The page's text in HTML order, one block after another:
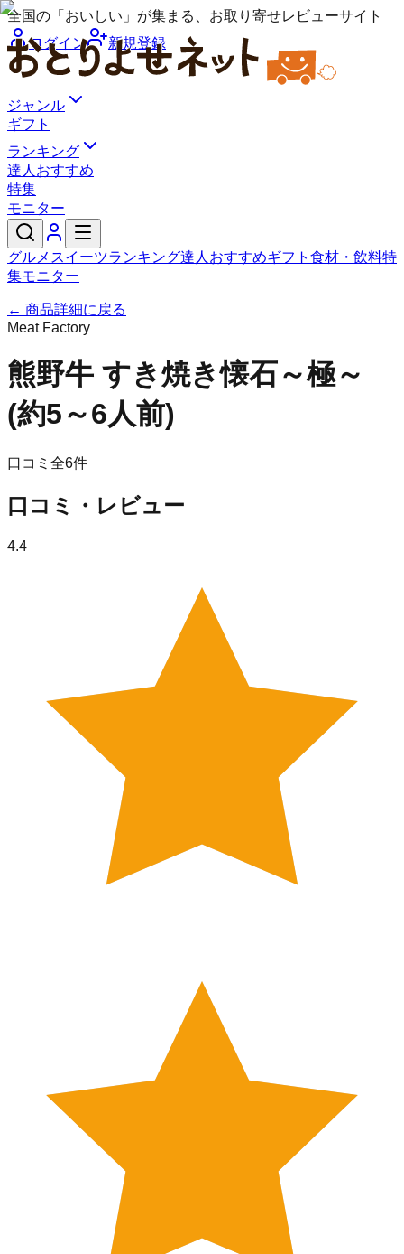
全国の「おいしい」が集まる、お取り寄せレビューサイト
ログイン
新規登録
ジャンル
ギフト
ランキング
達人おすすめ
特集
モニター
グルメ スイーツランキング達人おすすめギフト 食材・飲料特
集モニター
← 商品詳細に戻る
Meat Factory
熊野牛 すき焼き懐石～極～
(約5～6人前)
口コミ全6件
口コミ・レビュー
4.4